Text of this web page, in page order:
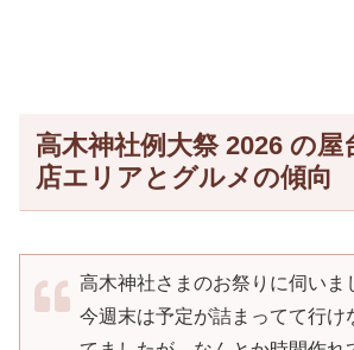
高木神社例大祭 2026 の屋
店エリアとグルメの傾向
高木神社さまのお祭りに伺いま
今週末は予定が詰まってて行け